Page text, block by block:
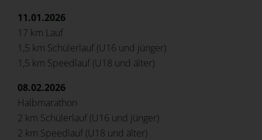
11.01.2026
17 km Lauf
1,5 km Schülerlauf (U16 und jünger)
1,5 km Speedlauf (U18 und älter)
08.02.2026
Halbmarathon
2 km Schülerlauf (U16 und jünger)
2 km Speedlauf (U18 und älter)